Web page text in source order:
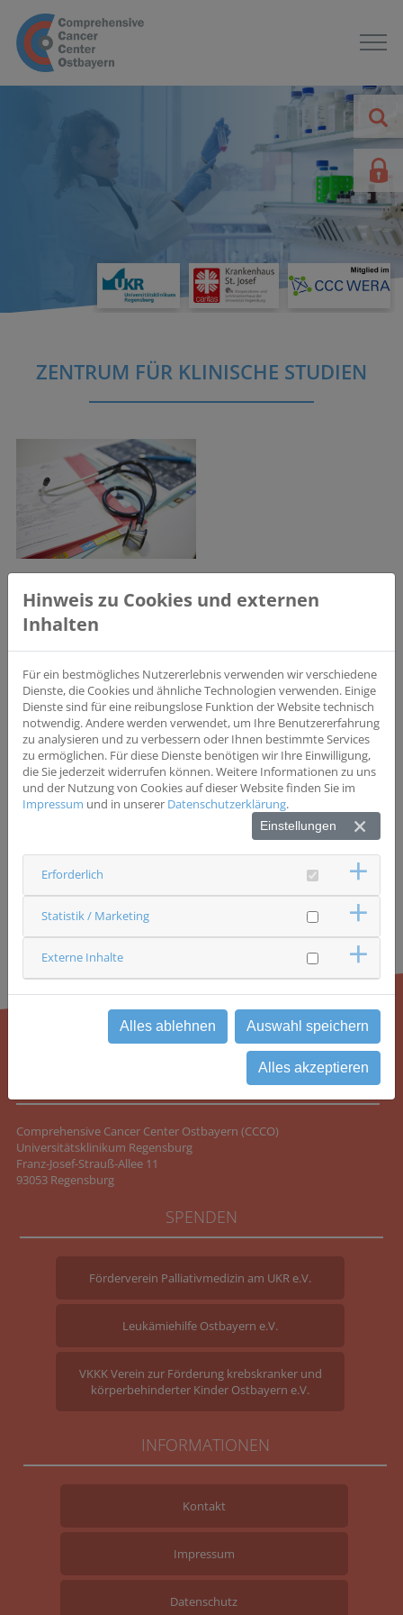
ZENTRUM FÜR KLINISCHE STUDIEN
Universitätsklinikums Regensburg und der Fakultät für Medizin der
Universität Regensburg. Es unterstützt Kliniken, Abteilungen und
Institute dabei, klinische Studien zu planen, zu organisieren und
durchzuführen.
Zugleich berät das ZKS Wissenschaftler bei der Methodik klinischer
Studien sowie zu den Möglichkeiten der Forschungsförderung und
führt Weiterbildungen durch.
Kontakt:Zentrum für Klinische Studien | Franz-Josef-Strauß-Allee 11
| 93053 Regensburg | T: 0941 944-5631 | F: 0941 944-5632
www.zks-regensburg.de
Comprehensive Cancer Center Ostbayern (CCCO)
Universitätsklinikum Regensburg
Franz-Josef-Strauß-Allee 11
93053 Regensburg
SPENDEN
Förderverein Palliativmedizin am UKR e.V.
Leukämiehilfe Ostbayern e.V.
VKKK Verein zur Förderung krebskranker und
körperbehinderter Kinder Ostbayern e.V.
INFORMATIONEN
Kontakt
Impressum
Datenschutz
Hinweis zu Cookies und externen
Inhalten
Für ein bestmögliches Nutzererlebnis verwenden wir verschiedene
Dienste, die Cookies und ähnliche Technologien verwenden. Einige
Dienste sind für eine reibungslose Funktion der Website technisch
notwendig. Andere werden verwendet, um Ihre Benutzererfahrung
zu analysieren und zu verbessern oder Ihnen bestimmte Services
zu ermöglichen. Für diese Dienste benötigen wir Ihre Einwilligung,
die Sie jederzeit widerrufen können. Weitere Informationen zu uns
und der Nutzung von Cookies auf dieser Website finden Sie im
Impressum und in unserer Datenschutzerklärung.
Einstellungen
Erforderlich
Statistik / Marketing
Externe Inhalte
Alles ablehnen Auswahl speichern
Alles akzeptieren